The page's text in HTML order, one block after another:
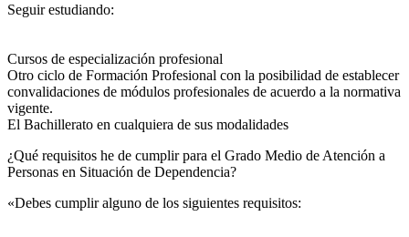
Seguir estudiando:
Cursos de especialización profesional
Otro ciclo de Formación Profesional con la posibilidad de establecer
convalidaciones de módulos profesionales de acuerdo a la normativa
vigente.
El Bachillerato en cualquiera de sus modalidades
¿Qué requisitos he de cumplir para el Grado Medio de Atención a
Personas en Situación de Dependencia?
«Debes cumplir alguno de los siguientes requisitos: